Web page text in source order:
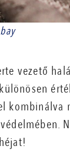
vezető
kombinálva